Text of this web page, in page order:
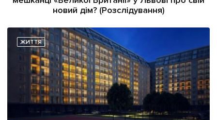
новий дім? (Розслідування)
ЖИТТЯ